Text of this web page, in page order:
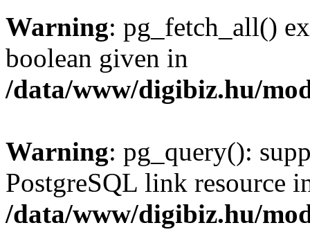
Warning: pg_fetch_all()
boolean given in
/data/www/digibiz.hu/
Warning: pg_query():
PostgreSQL link resource
/data/www/digibiz.hu/